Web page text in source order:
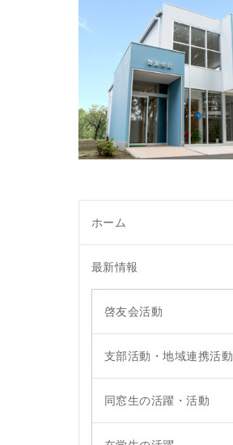
ホーム
最新情報
啓友会活動
支部活動・地域連携活動
同窓生の活躍・活動